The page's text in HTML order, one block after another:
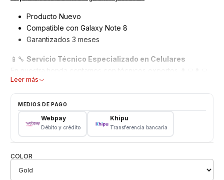
Producto Nuevo
Compatible con Galaxy Note 8
Garantizados 3 meses
📱🔧 Servicio Técnico Especializado en Celulares
En nuestra tienda contamos con técnicos expertos 👨‍💻👩‍💻
en lainstalación de repuestos para teléfonos móviles
para que tu celular vuelva a funcionar como nuevo 🔋📲.
Características:
Modelo: SM - N950
Leer más
MEDIOS DE PAGO
Webpay
Débito y crédito
Khipu
Transferencia bancaria
COLOR